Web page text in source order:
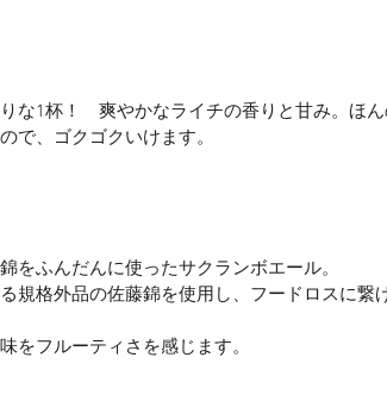
な1杯！　爽やかなライチの香りと甘み。ほん
で、ゴクゴクいけます。
をふんだんに使ったサクランボエール。
規格外品の佐藤錦を使用し、フードロスに繋
をフルーティさを感じます。